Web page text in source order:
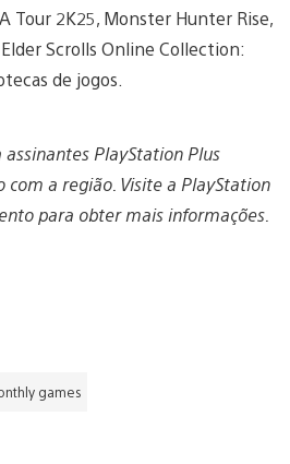
Tour 2K25, Monster Hunter Rise,
Scrolls Online Collection:
de jogos.
PlayStation Plus
com a região. Visite a PlayStation
para obter mais informações.
games